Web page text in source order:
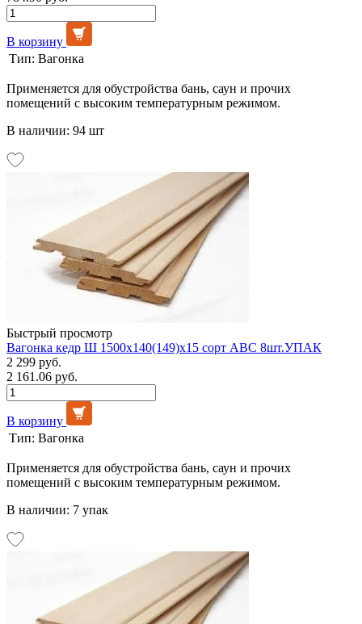
В корзину
Тип: Вагонка
Применяется для обустройства бань, саун и прочих
помещений с высоким температурным режимом.
В наличии: 94 шт
Быстрый просмотр
Вагонка кедр Ш 1500х140(149)х15 сорт АВС 8шт.УПАК
2 299 руб.
2 161.06 руб.
В корзину
Тип: Вагонка
Применяется для обустройства бань, саун и прочих
помещений с высоким температурным режимом.
В наличии: 7 упак